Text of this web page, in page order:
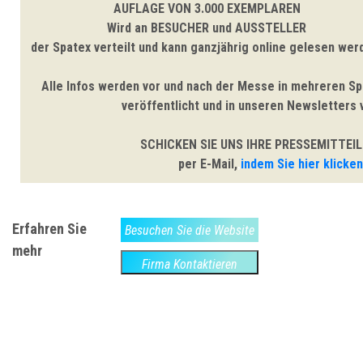
AUFLAGE VON 3.000 EXEMPLAREN
Wird an BESUCHER und AUSSTELLER
der Spatex verteilt und kann ganzjährig online gelesen
Alle Infos werden vor und nach der Messe in mehreren
veröffentlicht und in unseren Newsletters
SCHICKEN SIE UNS IHRE
per E-Mail,,indem Sie hier klicken
Erfahren Sie
mehr
Besuchen Sie die Website
Firma Kontaktieren